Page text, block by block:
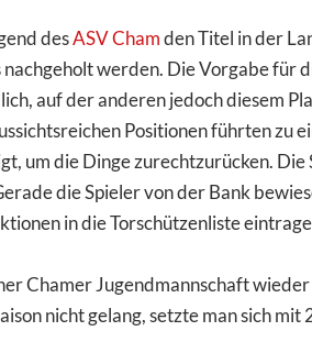
desASV Chamden Titel in der
werden. Die Vorgabe für
auf der anderen jedoch diesem
Positionen führten zu
um die Dinge zurechtzurücken.
die Spieler von der Bank
in die Torschützenliste
Chamer Jugendmannschaft
nicht gelang, setzte man sich